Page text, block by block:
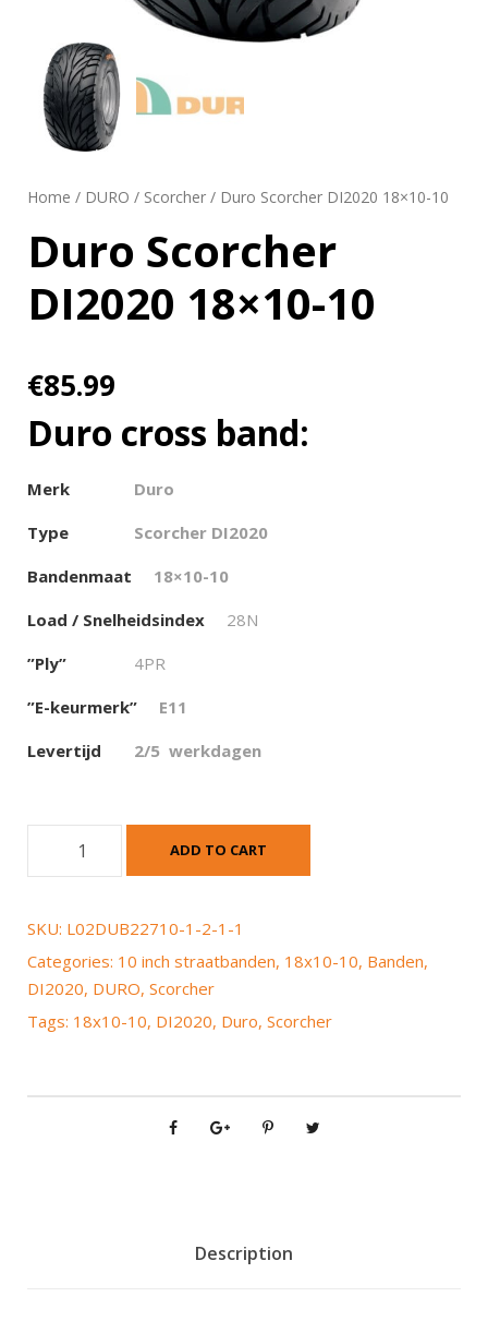
Home / DURO / Scorcher / Duro Scorcher DI2020 18×10-10
Duro Scorcher
DI2020 18×10-10
€85.99
Duro cross band:
Merk
Duro
Type
Scorcher DI2020
Bandenmaat
18×10-10
Load / Snelheidsindex
28N
”Ply”
4PR
”E-keurmerk”
E11
Levertijd
2/5 werkdagen
c
o
r
ADD TO CART
SKU: L02DUB22710-1-2-1-1
Categories: 10 inch straatbanden, 18x10-10, Banden,
DI2020, DURO, Scorcher
Tags: 18x10-10, DI2020, Duro, Scorcher
Description